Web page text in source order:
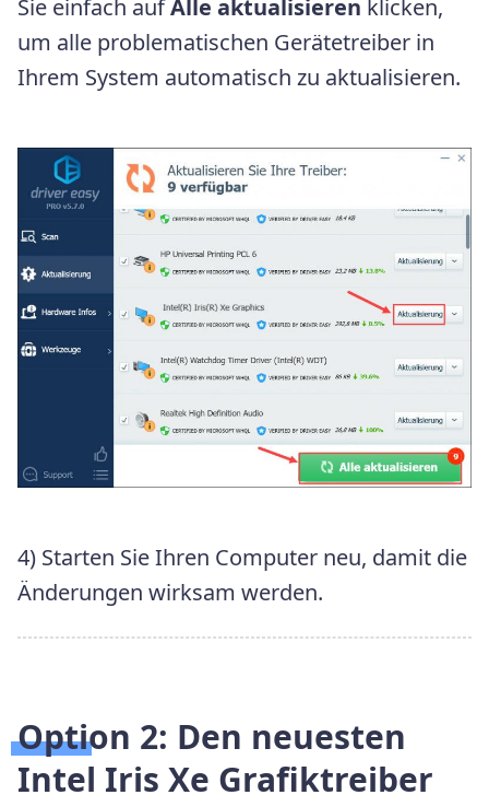
Sie einfach aufAlle aktualisieren klicken,
um alle problematischen Gerätetreiber in
Ihrem System automatisch zu aktualisieren.
4) Starten Sie Ihren Computer neu, damit die
Änderungen wirksam werden.
Option 2: Den neuesten
Intel Iris Xe Grafiktreiber